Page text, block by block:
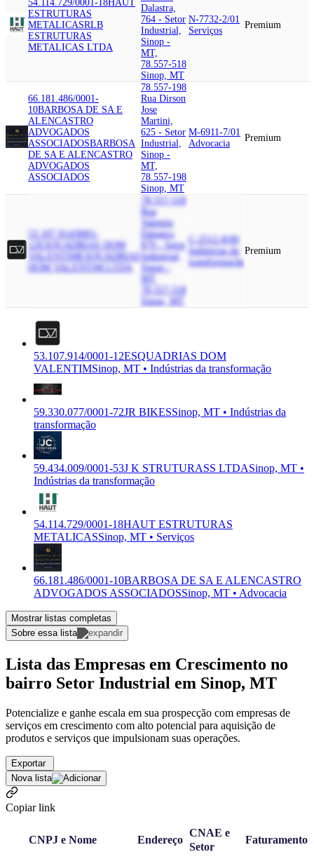
54.114.729/0001-18HAUT
ESTRUTURAS
METALICASRLB
ESTRUTURAS
METALICAS LTDA
Dalastra,
764 - Setor
Industrial,
Sinop -
MT,
78.557-518
Sinop, MT
N-7732-2/01
Serviços
Premium
66.181.486/0001-
10BARBOSA DE SA E
ALENCASTRO
ADVOGADOS
ASSOCIADOSBARBOSA
DE SA E ALENCASTRO
ADVOGADOS
ASSOCIADOS
78.557-198
Rua Dirson
Jose
Martini,
625 - Setor
Industrial,
Sinop -
MT,
78.557-198
Sinop, MT
M-6911-7/01
Advocacia
Premium
53.107.914/0001-
12
ESQUADRIAS DOM
VALENTIM ESQUADRIAS
DOM VALENTIM LTDA
78.557-518
Rua
Valentin
Dalastra,
879 - Setor
Industrial,
Sinop -
MT,
78.557-518
Sinop, MT
C-2512-8/00
Indústrias da
transformação
Premium
53.107.914/0001-12ESQUADRIAS DOM
VALENTIMSinop, MT • Indústrias da transformação
59.330.077/0001-72JR BIKESSinop, MT • Indústrias da
transformação
59.434.009/0001-53J K STRUTURASS LTDASinop, MT •
Indústrias da transformação
54.114.729/0001-18HAUT ESTRUTURAS
METALICASSinop, MT • Serviços
66.181.486/0001-10BARBOSA DE SA E ALENCASTRO
ADVOGADOS ASSOCIADOSSinop, MT • Advocacia
Mostrar listas completas
Sobre essa lista
Lista das Empresas em Crescimento no
bairro Setor Industrial em Sinop, MT
Potencialize e ganhe escala em sua prospecção com empresas de
serviços em crescimento com alto potencial para aquisição de
produtos e serviços que impulsionam suas operações.
Exportar
Nova lista
Copiar link
CNPJ e Nome Endereço
CNAE e
Setor
Faturamento